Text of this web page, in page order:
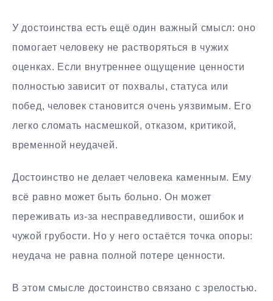
У достоинства есть ещё один важный смысл: оно
помогает человеку не растворяться в чужих
оценках. Если внутреннее ощущение ценности
полностью зависит от похвалы, статуса или
побед, человек становится очень уязвимым. Его
легко сломать насмешкой, отказом, критикой,
временной неудачей.
Достоинство не делает человека каменным. Ему
всё равно может быть больно. Он может
переживать из-за несправедливости, ошибок и
чужой грубости. Но у него остаётся точка опоры:
неудача не равна полной потере ценности.
В этом смысле достоинство связано с зрелостью.